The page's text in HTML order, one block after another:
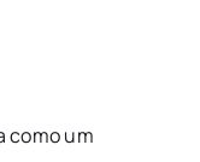
como um